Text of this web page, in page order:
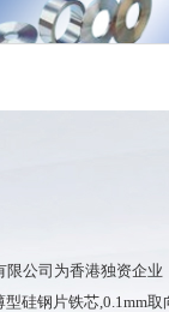
公司为香港独资企
硅钢片铁芯,0.1mm